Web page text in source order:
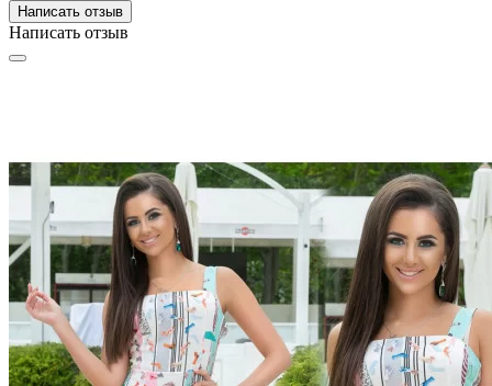
Написать отзыв
Написать отзыв